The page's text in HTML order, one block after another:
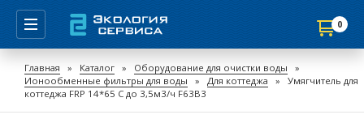
0
Главная » Каталог » Оборудование для очистки воды
»
Ионообменные фильтры для воды
» Для коттеджа »
Умягчитель для
коттеджа FRP 14*65 С до 3,5м3/ч F63B3
Продолжить покупки
Перейти в корзину